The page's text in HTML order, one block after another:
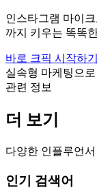
인스타그램 마이
까지 키우는 똑똑
바로 크픽 시작하기
실속형 마케팅으로
관련 정보
더 보기
다양한 인플루언
인기 검색어